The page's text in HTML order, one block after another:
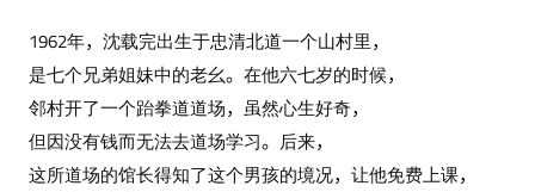
1962年，沈载完出生于忠清北道一个山村里，
是七个兄弟姐妹中的老幺。在他六七岁的时候，
邻村开了一个跆拳道道场，虽然心生好奇，
但因没有钱而无法去道场学习。后来，
这所道场的馆长得知了这个男孩的境况，让他免费上课，